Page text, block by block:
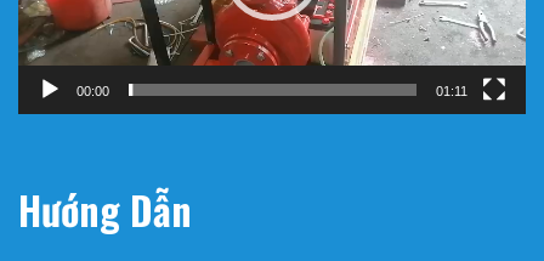
00:00 01:11
Hướng Dẫn